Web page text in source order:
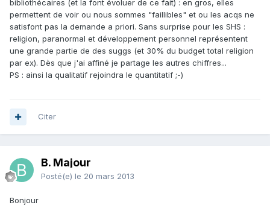
bibliothécaires (et la font évoluer de ce fait) : en gros, elles
permettent de voir ou nous sommes "faillibles" et ou les acqs ne
satisfont pas la demande a priori. Sans surprise pour les SHS :
religion, paranormal et développement personnel représentent
une grande partie de des suggs (et 30% du budget total religion
par ex). Dès que j'ai affiné je partage les autres chiffres...
PS : ainsi la qualitatif rejoindra le quantitatif ;-)
Citer
B. Majour
Posté(e) le 20 mars 2013
Bonjour